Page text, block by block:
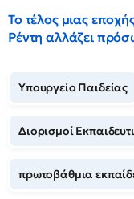
Το τέλος μιας
Ρέντη αλλάζει
Υπουργείο Παιδείας
Διορισμοί
πρωτοβάθμια